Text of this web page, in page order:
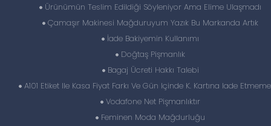
Ürünümün Teslim Edildiği Söyleniyor Ama Elime Ulaşmadı
Çamaşır Makinesi Mağduruyum Yazık Bu Markanda Artık
İade Bakiyemin Kullanımı
Doğtaş Pişmanlık
Bagaj Ücreti Hakkı Talebi
A101 Etiket Ile Kasa Fiyat Farkı Ve Gün Içinde K. Kartına Iade
Vodafone Net Pişmanlıktır
Feminen Moda Mağdurluğu